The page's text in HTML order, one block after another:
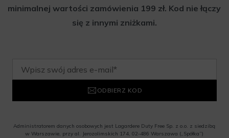
minimalnej wartości zamówienia 199 zł. Kod nie łączy
się z innymi zniżkami.
ODBIERZ KOD
Administratorem danych osobowych jest Lagardere Duty Free Sp. z o.o. z siedzibą
w Warszawie, przy al. Jerozolimskich 174, 02-486 Warszawa („Spółka”)